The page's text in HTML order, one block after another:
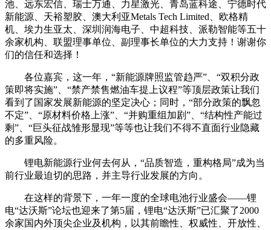
池、远东宏信、瑞士万通、力星激光、青岛蓝科途、宁德时代
新能源、天裕塑胶、澳大利亚Metals Tech Limited、欧格精
机、埃力生亚太、深圳润海电子、中超科技、派勒智能等五十
余家机构、联盟理事单位、副理事长单位的大力支持！谢谢你
们的信任和选择！
各位嘉宾，这一年，“新能源牌照监管趋严”、“双积分政
策即将实施”、“禁产禁售燃油车提上议程”等顶层政策让我们
看到了国家发展新能源的坚定决心；同时，“部分政策的飘忽
不定”、“原材料价格上涨”、“并购重组加剧”、“结构性产能过
剩”、“巨头征战雏形显现”等等也让我们不得不直面行业隐藏
的多重风险。
锂电新能源行业何去何从，“品质智造，重构格局”成为当
前行业最迫切的思路，并主导行业发展的方向。
在这样的背景下，一年一度的全球电池行业盛会——锂
电“达沃斯”论坛也迎来了第5届，锂电“达沃斯”已汇聚了2000
余家国内外顶尖企业及机构，以其前瞻性、权威性、开放性、